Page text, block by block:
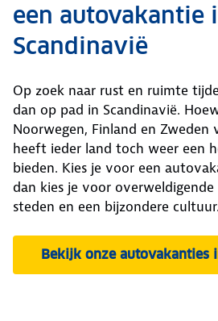
een autovakantie
Scandinavië
Op zoek naar rust en ruimte
dan op pad in Scandinavië.
Noorwegen, Finland en Zweden
heeft ieder land toch weer een
bieden. Kies je voor een
dan kies je voor
steden en een bijzondere cultuur.
Bekijk onze autovakanties